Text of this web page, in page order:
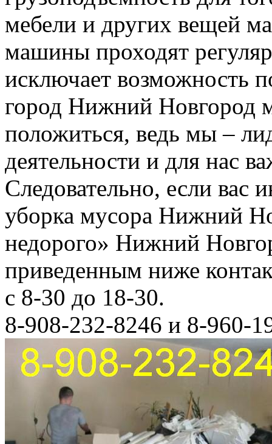
мебели и других вещей
машины проходят
исключает возможность
город Нижний Новгород
положиться, ведь мы –
деятельности и для нас
Следовательно, если вас
уборка мусора Нижний
недорого» Нижний
приведенным ниже
с 8-30 до 18-30.
8-908-232-8246 и 8-960-